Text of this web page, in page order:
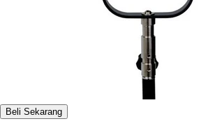
Beli Sekarang